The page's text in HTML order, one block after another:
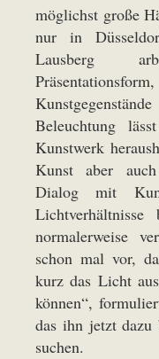
möglichst große
nur in
Lausberg
Beleuchtung
Kunstwerk
Kunst aber
Dialog mit
Lichtverhältnisse
normalerweise
schon mal vor,
kurz das Licht
können“,
das ihn jetzt dazu
suchen.